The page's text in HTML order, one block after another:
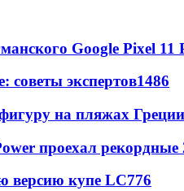
Google Pixel 11
советы экспертов1486
на пляжах Греции
проехал
версию купе LC776